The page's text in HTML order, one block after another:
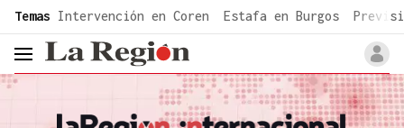
common.go-to-content
Temas Intervención en Coren Estafa en Burgos
header.menu.open